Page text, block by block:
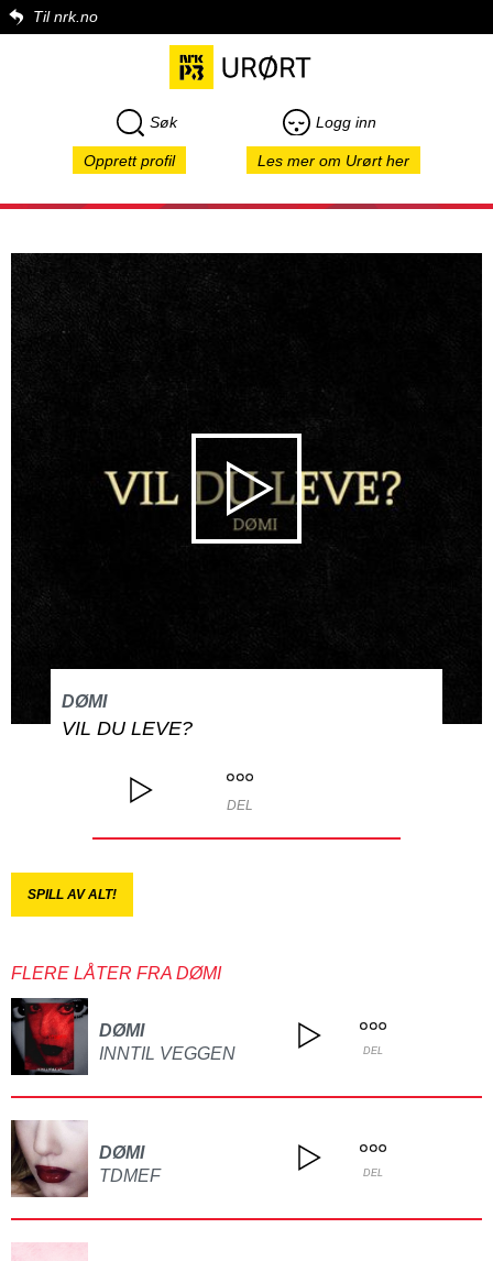
Til nrk.no
Søk Logg inn
Opprett profil Les mer om Urørt her
DØMI
VIL DU LEVE?
DEL
SPILL AV ALT!
FLERE LÅTER FRA DØMI
DØMI
INNTIL VEGGEN
DEL
DØMI
TDMEF
DEL